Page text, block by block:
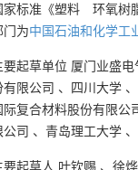
家标准《塑料 环氧树
门为中国石油和化学工
要起草单位 厦门业盛电
限公司 、 四川大学 、
际复合材料股份有限公
司 、 青岛理工大学 、
要起草人 叶钦赐 、 徐烨